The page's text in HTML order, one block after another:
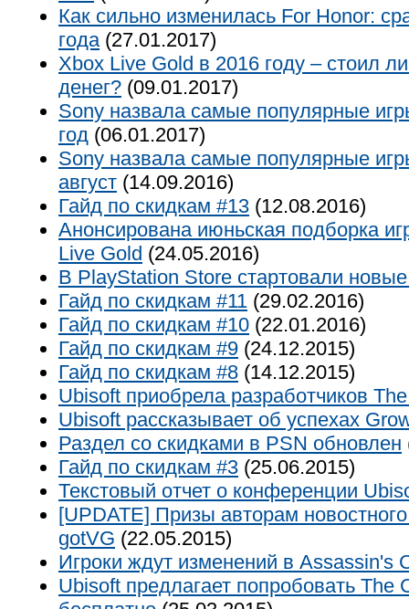
Как сильно изменилась For Honor:
года(27.01.2017)
Xbox Live Gold в 2016 году – стоил
денег? (09.01.2017)
Sony назвала самые популярные
год (06.01.2017)
Sony назвала самые популярные
август (14.09.2016)
Гайд по скидкам #13 (12.08.2016)
Анонсирована июньская подборка
Live Gold (24.05.2016)
В PlayStation Store стартовали
Гайд по скидкам #11 (29.02.2016)
Гайд по скидкам #10 (22.01.2016)
Гайд по скидкам #9 (24.12.2015)
Гайд по скидкам #8 (14.12.2015)
Ubisoft приобрела разработчиков
Ubisoft рассказывает об успехах
Раздел со скидками в PSN обновлен
Гайд по скидкам #3 (25.06.2015)
Текстовый отчет о конференции
[UPDATE] Призы авторам
gotVG (22.05.2015)
Игроки ждут изменений в Assassin's
Ubisoft предлагает попробовать The